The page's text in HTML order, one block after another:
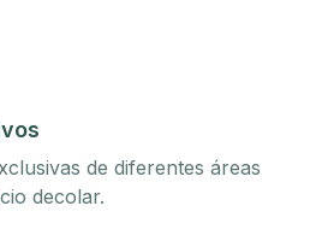
de diferentes áreas
decolar.